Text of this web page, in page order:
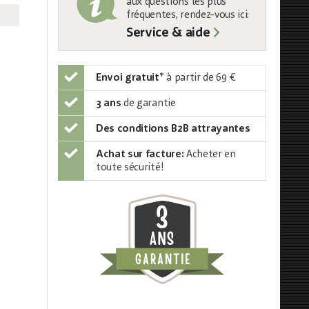
aux questions les plus
fréquentes, rendez-vous ici:
Service & aide
Envoi gratuit* à partir de 69 €
3 ans de garantie
Des conditions B2B attrayantes
Achat sur facture: Acheter en
toute sécurité!